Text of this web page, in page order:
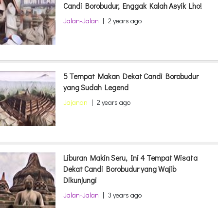
Candi Borobudur, Enggak Kalah Asyik Lho!
Jalan-Jalan | 2 years ago
5 Tempat Makan Dekat Candi Borobudur
yang Sudah Legend
Jajanan | 2 years ago
Liburan Makin Seru, Ini 4 Tempat Wisata
Dekat Candi Borobudur yang Wajib
Dikunjungi
Jalan-Jalan | 3 years ago